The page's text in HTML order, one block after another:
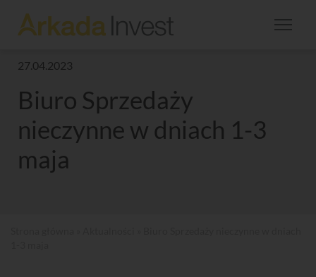
27.04.2023
Biuro Sprzedaży
nieczynne w dniach 1-3
maja